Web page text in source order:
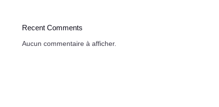
Recent Comments
Aucun commentaire à afficher.